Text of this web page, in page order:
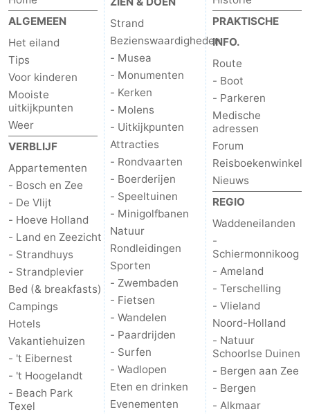
Natuur
Schoorlse
Duinen
-
Bergen
aan
Zee
-
Bergen
-
Alkmaar
-
Egmond
aan
Zee
-
Noordhollands
duinreservaat
-
Wijk
aan
Zee
Natuur
Zuid-
Kennermerland
Amsterdam
-
Haarlem
-
Zandvoort
Weer
Contact
ALGEMEEN
Het eiland
Tips
Voor kinderen
Mooiste
uitkijkpunten
Weer
VERBLIJF
Appartementen
- Bosch en Zee
- De Vlijt
- Hoeve Holland
- Land en Zeezicht
- Strandhuys
- Strandplevier
Bed (& breakfasts)
Campings
Hotels
Vakantiehuizen
- 't Eibernest
- 't Hoogelandt
- Beach Park
Texel
Strand
Bezienswaardigheden
- Musea
- Monumenten
- Kerken
- Molens
- Uitkijkpunten
Attracties
- Rondvaarten
- Boerderijen
- Speeltuinen
- Minigolfbanen
Natuur
Rondleidingen
Sporten
- Zwembaden
- Fietsen
- Wandelen
- Paardrijden
- Surfen
- Wadlopen
Eten en drinken
Evenementen
PRAKTISCHE
INFO.
Route
- Boot
- Parkeren
Medische
adressen
Forum
Reisboekenwinkel
Nieuws
REGIO
Waddeneilanden
-
Schiermonnikoog
- Ameland
- Terschelling
- Vlieland
Noord-Holland
- Natuur
Schoorlse Duinen
- Bergen aan Zee
- Bergen
- Alkmaar